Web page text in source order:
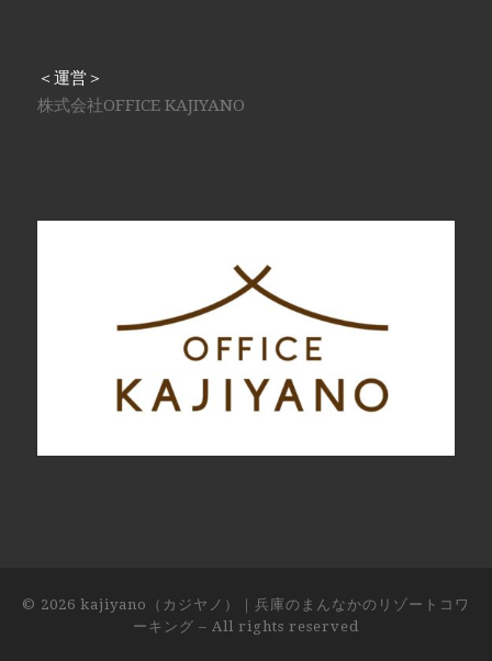
＜運営＞
株式会社OFFICE KAJIYANO
© 2026 kajiyano（カジヤノ）｜兵庫のまんなかのリゾートコワ
ーキング – All rights reserved